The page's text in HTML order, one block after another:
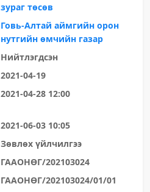
зураг төсөв
Говь-Алтай аймгийн орон
нутгийн өмчийн газар
Нийтлэгдсэн
2021-04-19
2021-04-28 12:00
2021-06-03 10:05
Зөвлөх үйлчилгээ
ГААОНӨГ/202103024
ГААОНӨГ/202103024/01/01